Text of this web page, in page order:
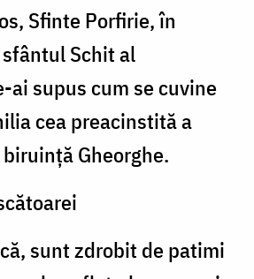
Sfinte Porfirie, în
Schit al
ai supus cum se cuvine
cea preacinstită a
Gheorghe.
sunt zdrobit de patimi